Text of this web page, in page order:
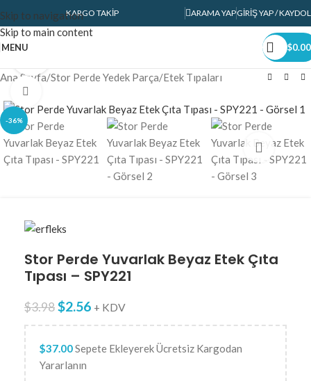
Skip to navigation
Skip to main content
KARGO TAKIP ARAMA YAPGIRIŞ YAP / KAYDOL
MENU $0.00
Ana Sayfa/Stor Perde Yedek Parça/Etek Tıpaları
-36%
360 product view
Stor Perde Yuvarlak Beyaz Etek Çıta
Tıpası – SPY221
$3.98$2.56 + KDV
$37.00Sepete Ekleyerek Ücretsiz Kargodan
Yararlanın